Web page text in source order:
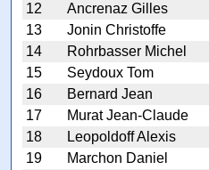
12
Ancrenaz Gilles
13
Jonin Christoffe
14
Rohrbasser Michel
15
Seydoux Tom
16
Bernard Jean
17
Murat Jean-Claude
18
Leopoldoff Alexis
19
Marchon Daniel